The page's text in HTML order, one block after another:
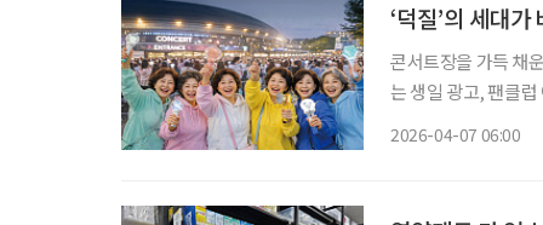
‘덕질’의 세대가
콘서트장을 가득 채
는 생일 광고, 팬클
2026-04-07 06:00